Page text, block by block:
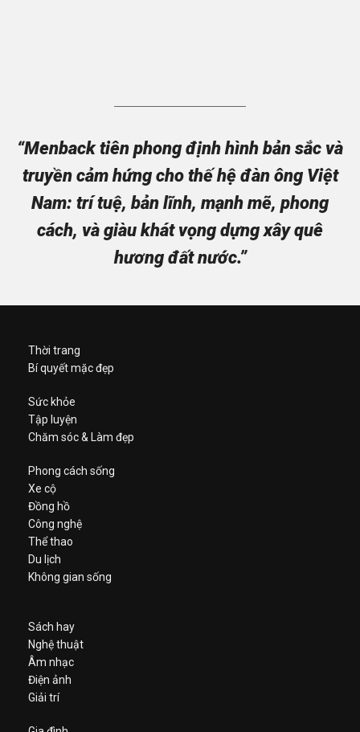
“Menback tiên phong định hình bản sắc và
truyền cảm hứng cho thế hệ đàn ông Việt
Nam: trí tuệ, bản lĩnh, mạnh mẽ, phong
cách, và giàu khát vọng dựng xây quê
hương đất nước.”
Thời trang
Bí quyết mặc đẹp
Sức khỏe
Tập luyện
Chăm sóc & Làm đẹp
Phong cách sống
Xe cộ
Đồng hồ
Công nghệ
Thể thao
Du lịch
Không gian sống
Sách hay
Nghệ thuật
Âm nhạc
Điện ảnh
Giải trí